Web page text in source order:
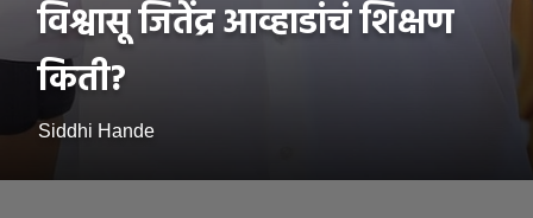
विश्वासू जितेंद्र आव्हाडांचं शिक्षण
किती?
Siddhi Hande